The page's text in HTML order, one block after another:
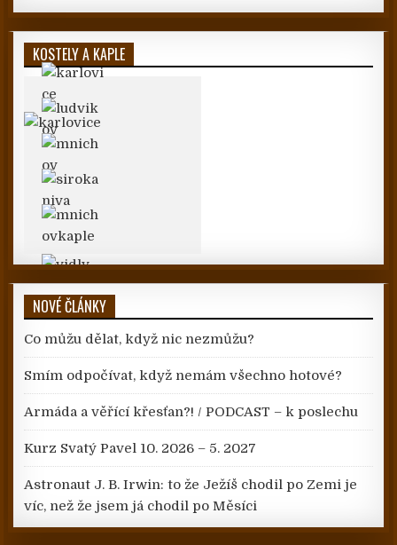
KOSTELY A KAPLE
NOVÉ ČLÁNKY
Co můžu dělat, když nic nezmůžu?
Smím odpočívat, když nemám všechno hotové?
Armáda a věřící křesťan?! / PODCAST – k poslechu
Kurz Svatý Pavel 10. 2026 – 5. 2027
Astronaut J. B. Irwin: to že Ježíš chodil po Zemi je
víc, než že jsem já chodil po Měsíci